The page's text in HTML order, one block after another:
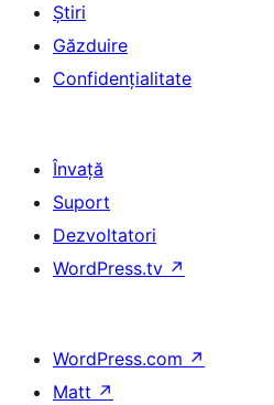
Știri
Găzduire
Confidențialitate
Învață
Suport
Dezvoltatori
WordPress.tv ↗
WordPress.com ↗
Matt ↗